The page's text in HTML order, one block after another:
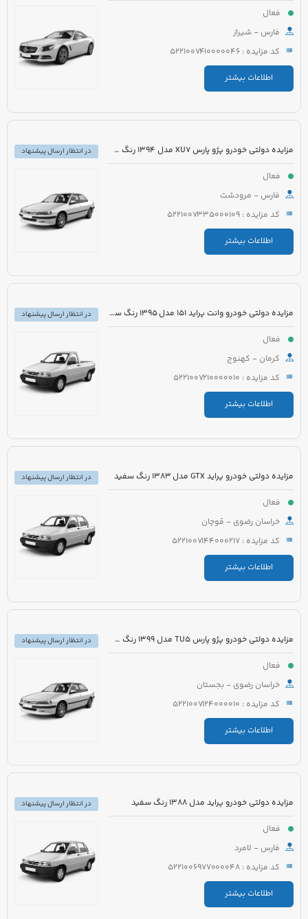
فعال
فارس - شیراز
کد مزایده : 5221007410000046
اطلاعات بیشتر
مزایده دولتی خودرو پژو پارس XU7 مدل 1394 رنگ سفید روغنی
فعال
فارس - مرودشت
کد مزایده : 5221007335000109
اطلاعات بیشتر
در انتظار ارسال پیشنهاد
مزایده دولتی خودرو وانت پراید 151 مدل 1395 رنگ سفید
فعال
کرمان - کهنوج
کد مزایده : 5221007210000010
اطلاعات بیشتر
در انتظار ارسال پیشنهاد
مزایده دولتی خودرو پراید GTX مدل 1383 رنگ سفید
فعال
خراسان رضوی - قوچان
کد مزایده : 5221007144000217
اطلاعات بیشتر
در انتظار ارسال پیشنهاد
مزایده دولتی خودرو پژو پارس TU5 مدل 1399 رنگ سفید
فعال
خراسان رضوی - بجستان
کد مزایده : 5221007124000010
اطلاعات بیشتر
در انتظار ارسال پیشنهاد
مزایده دولتی خودرو پراید مدل 1388 رنگ سفید
فعال
فارس - لامرد
کد مزایده : 5221006977000048
اطلاعات بیشتر
در انتظار ارسال پیشنهاد